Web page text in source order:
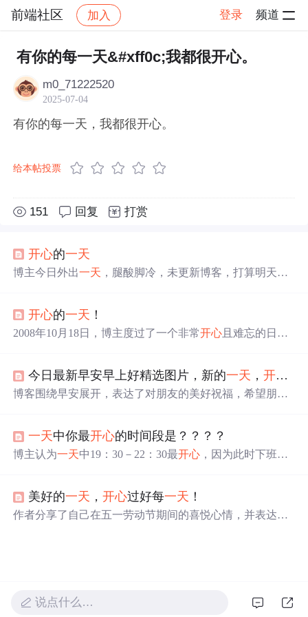
前端社区 加入 登录 频道
社区 前端社区 感慨 帖子详情
有你的每一天&#xff0c;我都很开心。
m0_71222520
2025-07-04
有你的每一天，我都很开心。
给本帖投票
151 回复 打赏
开心的一天
博主今日外出一天 ，腿酸脚冷，未更新博客，打算明天继
开心的一天 ！
2008年10月18日，博主度过了一个非常开心 且难忘的日
美好的时光。
今日最新早安早上好精选图片，新的一天 ，开心
博客围绕早安展开，表达了对朋友的美好祝福，希望朋友
幸福安康。
一天中你最开心的时间段是？？？？
博主认为一天中19：30－22：30最开心 ，因为此时下班
美好的一天 ，开心过好每一天 ！
作者分享了自己在五一劳动节期间的喜悦心情，并表达了
说点什么…